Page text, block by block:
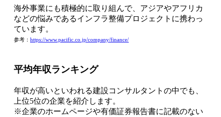
海外事業にも積極的に取り組んで、アジアやアフリカ
などの悩みであるインフラ整備プロジェクトに携わっ
ています。
参考： https://www.pacific.co.jp/company/finance/
平均年収ランキング
年収が高いといわれる建設コンサルタントの中でも、
上位5位の企業を紹介します。
※企業のホームページや有価証券報告書に記載のない